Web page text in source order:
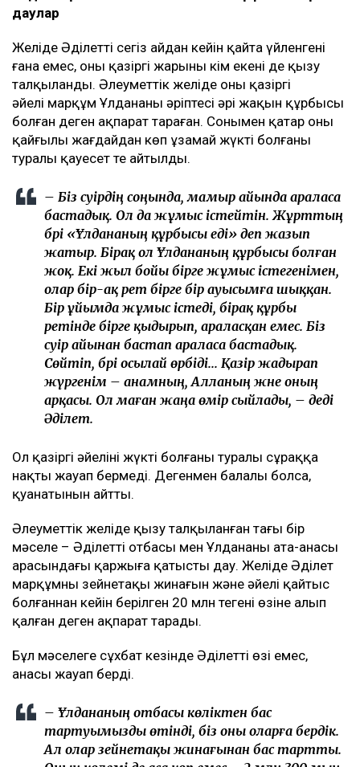
– Біз Әділеттің тезірек есін жиып,
танысқанын қаладық. Әркімнің бақытты
болуға құқығы бар. Заңның еш жерінде «бір
жыл күту керек» деп жазылмаған. Мен үшін
ең бастысы – баламды тірі, күліп, бақытты
күйде көру болды, – деді Эльза Ерманова.
Ұлдана қайтыс болғаннан кейінгі қаржылық
даулар
Желіде Әділеттің сегіз айдан кейін қайта үйленгені
ғана емес, оның қазіргі жарының кім екені де қызу
талқыланды. Әлеуметтік желіде оның қазіргі
әйелі марқұм Ұлдананың әріптесі әрі жақын құрбысы
болған деген ақпарат тараған. Сонымен қатар оның
қайғылы жағдайдан көп ұзамай жүкті болғаны
туралы қауесет те айтылды.
– Біз сәуірдің соңында, мамыр айында араласа
бастадық. Ол да жұмыс істейтін. Жұрттың
бәрі «Ұлдананың құрбысы еді» деп жазып
жатыр. Бірақ ол Ұлдананың құрбысы болған
олар бір-ақ рет бірге бір ауысымға шыққан.
Бір ұйымда жұмыс істеді, бірақ құрбы
ретінде бірге қыдырып, араласқан емес. Біз
Сөйтіп, бәрі осылай өрбіді... Қазір жадырап
жүргенім – анамның, Алланың және оның
арқасы. Ол маған жаңа өмір сыйлады, – деді
Әділет.
Ол қазіргі әйелінің жүкті болғаны туралы сұраққа
нақты жауап бермеді. Дегенмен балалы болса,
қуанатынын айтты.
Әлеуметтік желіде қызу талқыланған тағы бір
мәселе – Әділеттің отбасы мен Ұлдананың ата-анасы
арасындағы қаржыға қатысты дау. Желіде Әділет
марқұмның зейнетақы жинағын және әйелі қайтыс